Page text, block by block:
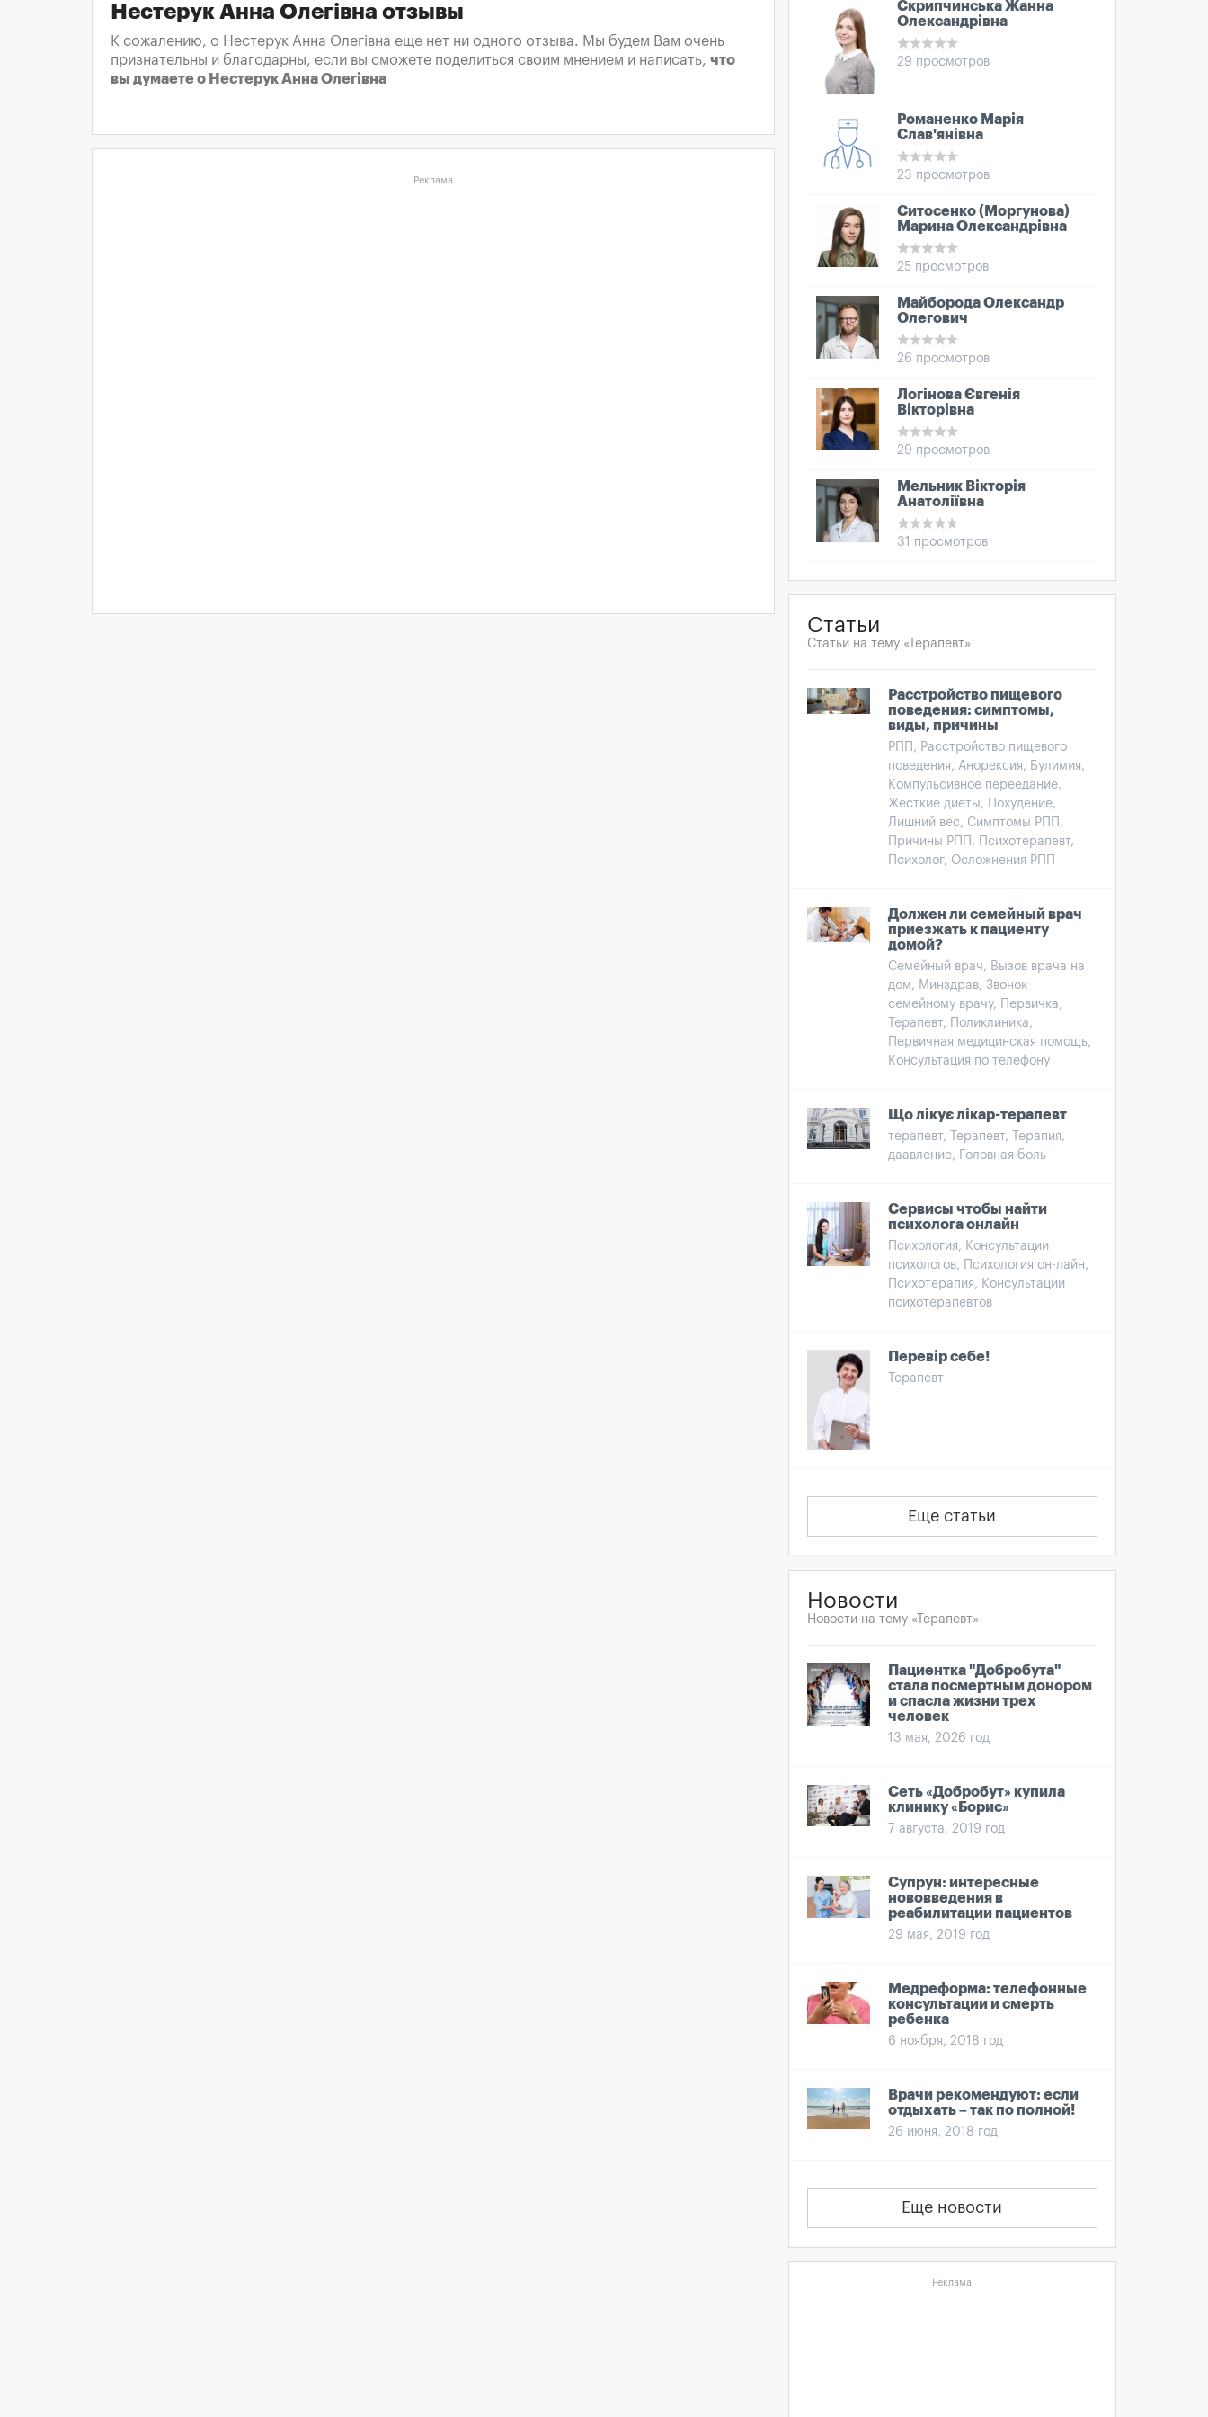
Нестерук Анна Олегівна отзывы
К сожалению, о Нестерук Анна Олегівна еще нет ни одного отзыва. Мы будем Вам очень
признательны и благодарны, если вы сможете поделиться своим мнением и написать, что
вы думаете о Нестерук Анна Олегівна
Реклама
Скрипчинська Жанна
Олександрівна
29 просмотров
Романенко Марія
Слав'янівна
23 просмотров
Ситосенко (Моргунова)
Марина Олександрівна
25 просмотров
Майборода Олександр
Олегович
26 просмотров
Логінова Євгенія
Вікторівна
29 просмотров
Мельник Вікторія
Анатоліївна
31 просмотров
Статьи
Статьи на тему «Терапевт»
Расстройство пищевого
поведения: симптомы,
виды, причины
РПП, Расстройство пищевого
поведения, Анорексия, Булимия,
Компульсивное переедание,
Жесткие диеты, Похудение,
Лишний вес, Симптомы РПП,
Причины РПП, Психотерапевт,
Психолог, Осложнения РПП
Должен ли семейный врач
приезжать к пациенту
домой?
Семейный врач, Вызов врача на
дом, Минздрав, Звонок
семейному врачу, Первичка,
Терапевт, Поликлиника,
Первичная медицинская помощь,
Консультация по телефону
Що лікує лікар-терапевт
терапевт, Терапевт, Терапия,
даавление, Головная боль
Сервисы чтобы найти
психолога онлайн
Психология, Консультации
психологов, Психология он-лайн,
Психотерапия, Консультации
психотерапевтов
Перевір себе!
Терапевт
Еще статьи
Новости
Новости на тему «Терапевт»
Пациентка "Добробута"
стала посмертным донором
и спасла жизни трех
человек
13 мая, 2026 год
Сеть «Добробут» купила
клинику «Борис»
7 августа, 2019 год
Супрун: интересные
нововведения в
реабилитации пациентов
29 мая, 2019 год
Медреформа: телефонные
консультации и смерть
ребенка
6 ноября, 2018 год
Врачи рекомендуют: если
отдыхать – так по полной!
26 июня, 2018 год
Еще новости
Реклама